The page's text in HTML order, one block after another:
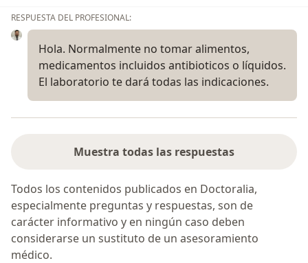
RESPUESTA DEL PROFESIONAL:
Hola. Normalmente no tomar alimentos,
medicamentos incluidos antibioticos o líquidos.
El laboratorio te dará todas las indicaciones.
Muestra todas las respuestas
Todos los contenidos publicados en Doctoralia,
especialmente preguntas y respuestas, son de
carácter informativo y en ningún caso deben
considerarse un sustituto de un asesoramiento
médico.